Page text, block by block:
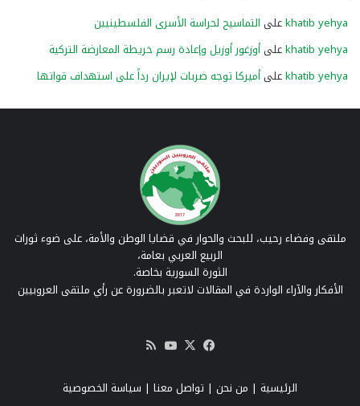
khatib yehyaعلى التماسيح لحراسة الأسرى الفلسطينيين
khatib yehyaعلىأوزغور أوزيل وإعادة رسم خريطة المعارضة التركية
khatib yehyaعلىأميركا توجه ضربات لإيران رداً على استهداف قواتها
ملتقى وفضاء رحيب، للبحث والحوار في قضايا الوطن والأمة، على ضوء ثورات
الربيع العربي بعامة،
الثورة السورية بخاصة.
الأفكار والآراء الواردة في المقالات لاتعبر بالضرورة عن رأي ملتقى العروبيين
فيسبوك
‫X
‫YouTube
RSS
الرئيسية | من نحن | تواصل معنا | سياسة الخصوصية